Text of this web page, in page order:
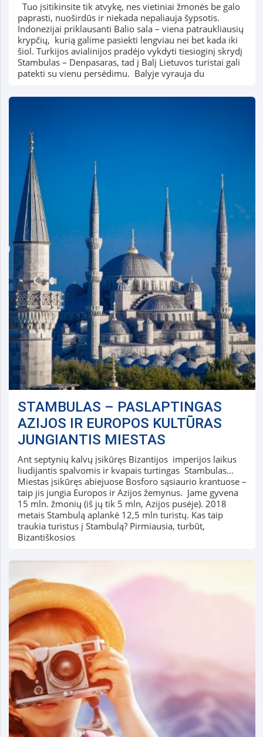
Tuo įsitikinsite tik atvykę, nes vietiniai žmonės be galo
paprasti, nuoširdūs ir niekada nepaliauja šypsotis.
Indonezijai priklausanti Balio sala – viena patraukliausių
krypčių, kurią galime pasiekti lengviau nei bet kada iki
šiol. Turkijos avialinijos pradėjo vykdyti tiesioginį skrydį
Stambulas – Denpasaras, tad į Balį Lietuvos turistai gali
patekti su vienu persėdimu. Balyje vyrauja du
STAMBULAS – PASLAPTINGAS
AZIJOS IR EUROPOS KULTŪRAS
JUNGIANTIS MIESTAS
Ant septynių kalvų įsikūręs Bizantijos imperijos laikus
liudijantis spalvomis ir kvapais turtingas Stambulas…
Miestas įsikūręs abiejuose Bosforo sąsiaurio krantuose –
taip jis jungia Europos ir Azijos žemynus. Jame gyvena
15 mln. žmonių (iš jų tik 5 mln, Azijos pusėje). 2018
metais Stambulą aplankė 12,5 mln turistų. Kas taip
traukia turistus į Stambulą? Pirmiausia, turbūt,
Bizantiškosios